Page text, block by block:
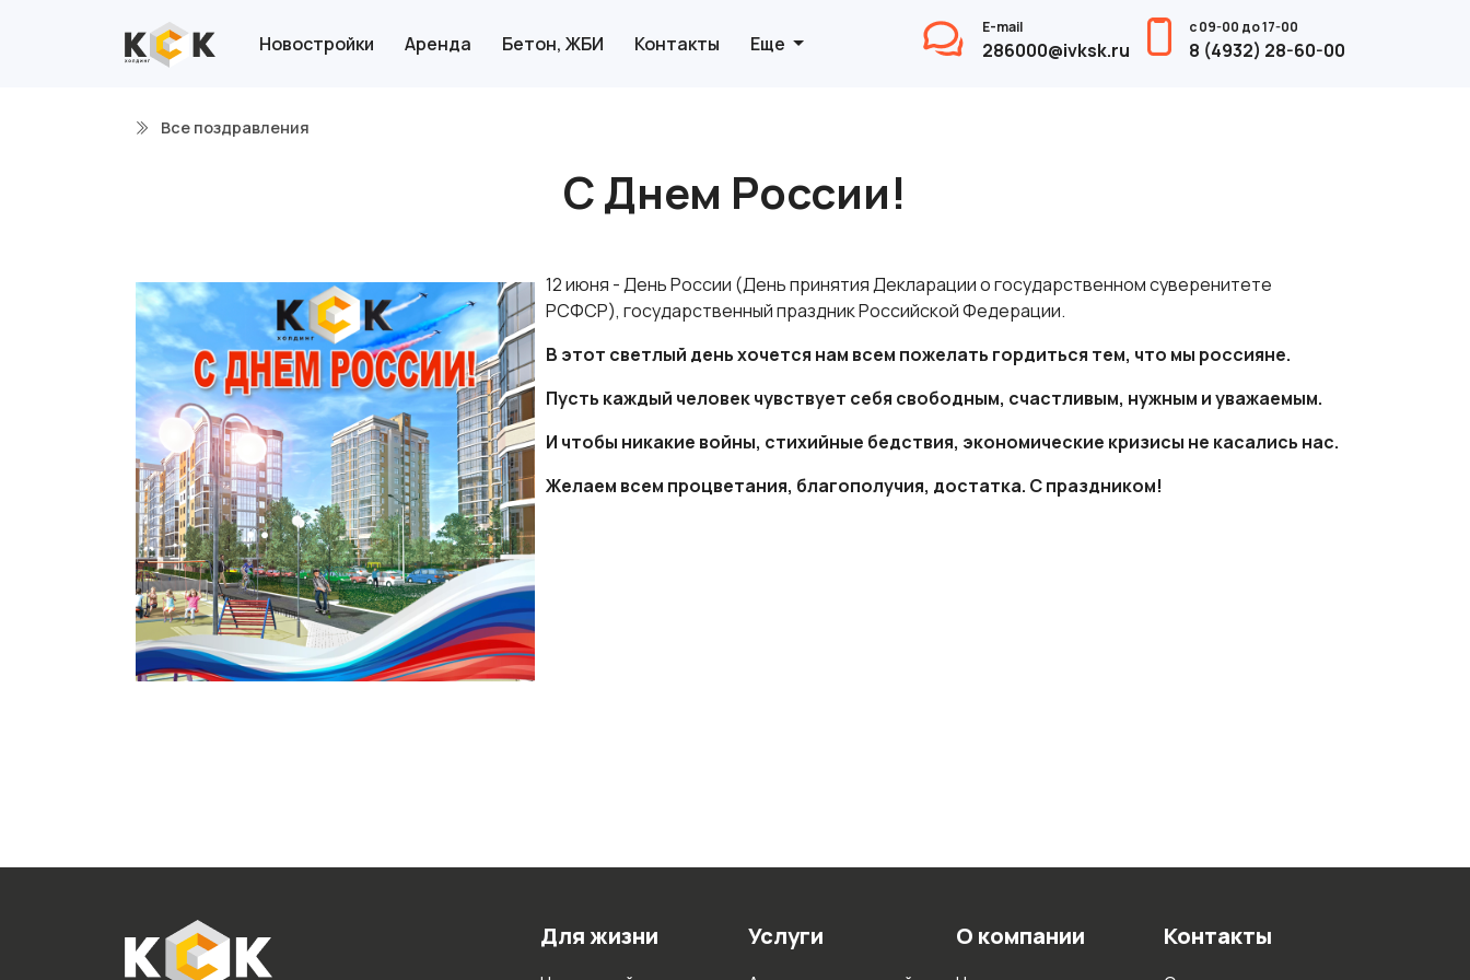
Новостройки Аренда Бетон, ЖБИ Контакты Еще
E-mail
286000@ivksk.ru
с 09-00 до 17-00
8 (4932) 28-60-00
Все поздравления
С Днем России!
12 июня - День России (День принятия Декларации о государственном суверенитете
РСФСР), государственный праздник Российской Федерации.
В этот светлый день хочется нам всем пожелать гордиться тем, что мы россияне.
Пусть каждый человек чувствует себя свободным, счастливым, нужным и уважаемым.
И чтобы никакие войны, стихийные бедствия, экономические кризисы не касались нас.
Желаем всем процветания, благополучия, достатка. С праздником!
Для жизни Услуги О компании Контакты